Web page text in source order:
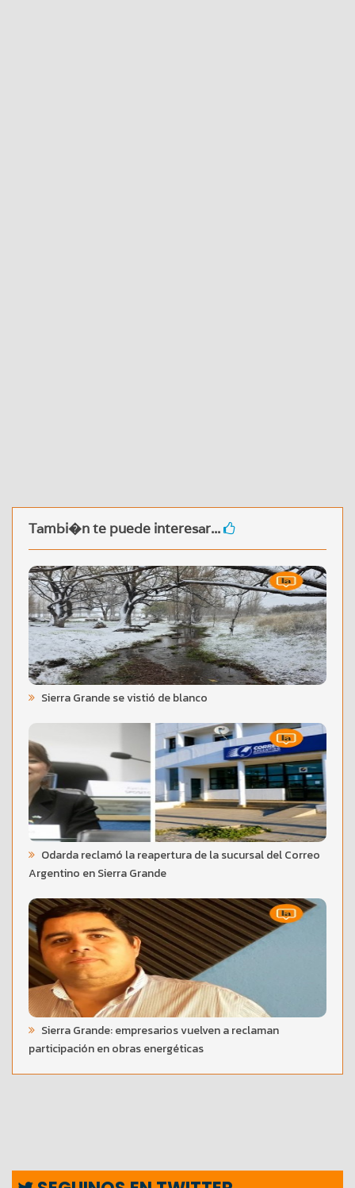
Tambi�n te puede interesar...
Sierra Grande se vistió de blanco
Odarda reclamó la reapertura de la sucursal del Correo
Argentino en Sierra Grande
Sierra Grande: empresarios vuelven a reclaman
participación en obras energéticas